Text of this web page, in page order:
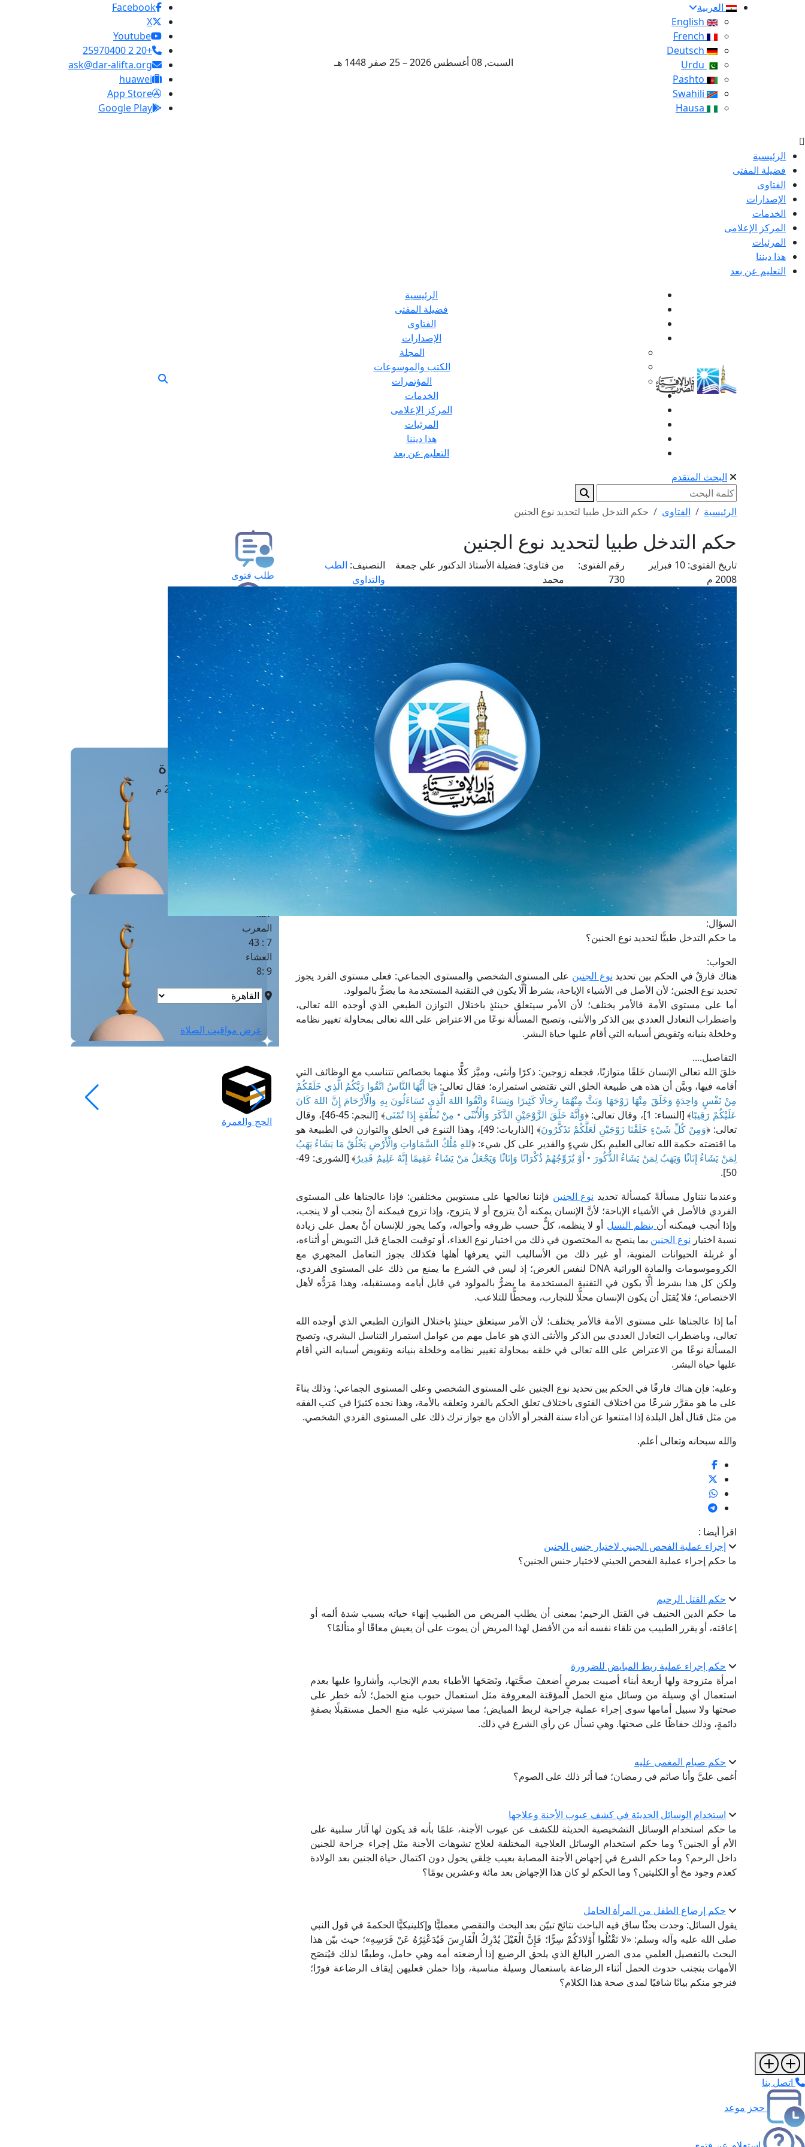
العربية
السبت, 08 أغسطس 2026 – 25 صفر 1448 هـ
Facebook
X
Youtube
+20 2 25970400
ask@dar-alifta.org
huawei
App Store
Google Play
الرئيسية
فضيلة المفتى
الفتاوى
الإصدارات
الخدمات
المركز الإعلامى
المرئيات
هذا ديننا
التعليم عن بعد
الرئيسية
فضيلة المفتى
الفتاوى
الإصدارات
المجلة
الكتب والموسوعات
المؤتمرات
الخدمات
المركز الإعلامى
المرئيات
هذا ديننا
التعليم عن بعد
البحث المتقدم
الرئيسية الفتاوى حكم التدخل طبيا لتحديد نوع الجنين
حكم التدخل طبيا لتحديد نوع الجنين
تاريخ الفتوى:
10 فبراير
2008 م
رقم الفتوى:
730
من فتاوى: فضيلة الأستاذ الدكتور علي جمعة
محمد
التصنيف: الطب
والتداوي
السؤال:
ما حكم التدخل طبيًّا لتحديد نوع الجنين؟
الجواب:
هناك فارقٌ في الحكم بين تحديد نوع الجنين على المستوى الشخصي والمستوى الجماعي: فعلى مستوى الفرد يجوز
تحديد نوع الجنين؛ لأن الأصل في الأشياء الإباحة، بشرط ألَّا يكون في التقنية المستخدمة ما يضرُّ بالمولود.
أما على مستوى الأمة فالأمر يختلف؛ لأن الأمر سيتعلق حينئذٍ باختلال التوازن الطبعي الذي أوجده الله تعالى،
واضطراب التعادل العددي بين الذكر والأنثى، وتصبح المسألة نوعًا من الاعتراض على الله تعالى بمحاولة تغيير نظامه
وخلخلة بنيانه وتقويض أسبابه التي أقام عليها حياة البشر.
التفاصيل....
خلقَ الله تعالى الإنسان خَلقًا متوازنًا، فجعله زوجين: ذكرًا وأنثى، وميَّز كلًّا منهما بخصائص تتناسب مع الوظائف التي
أقامه فيها، وبيَّن أن هذه هي طبيعة الخلق التي تقتضي استمراره؛ فقال تعالى: ﴿يَا أَيُّهَا النَّاسُ اتَّقُوا رَبَّكُمُ الَّذِي خَلَقَكُمْ
مِنْ نَفْسٍ وَاحِدَةٍ وَخَلَقَ مِنْهَا زَوْجَهَا وَبَثَّ مِنْهُمَا رِجَالًا كَثِيرًا وَنِسَاءً وَاتَّقُوا اللهَ الَّذِي تَسَاءَلُونَ بِهِ وَالْأَرْحَامَ إِنَّ اللهَ كَانَ
عَلَيْكُمْ رَقِيبًا﴾ [النساء: 1]، وقال تعالى: ﴿ وَأَنَّهُ خَلَقَ الزَّوْجَيْنِ الذَّكَرَ وَالْأُنْثَى • مِنْ نُطْفَةٍ إِذَا تُمْنَى
﴾ [النجم: 45-46]، وقال
تعالى: ﴿وَمِنْ كُلِّ شَيْءٍ خَلَقْنَا زَوْجَيْنِ لَعَلَّكُمْ تَذَكَّرُونَ
﴾ [الذاريات: 49]، وهذا التنوع في الخلق والتوازن في الطبيعة هو
ما اقتضته حكمة الله تعالى العليم بكل شيءٍ والقدير على كل شيء: ﴿للهِ مُلْكُ السَّمَاوَاتِ وَالْأَرْضِ يَخْلُقُ مَا يَشَاءُ يَهَبُ
لِمَنْ يَشَاءُ إِنَاثًا وَيَهَبُ لِمَنْ يَشَاءُ الذُّكُورَ • أَوْ يُزَوِّجُهُمْ ذُكْرَانًا وَإِنَاثًا وَيَجْعَلُ مَنْ يَشَاءُ عَقِيمًا إِنَّهُ عَلِيمٌ قَدِيرٌ
﴾ [الشورى: 49-
50].
وعندما نتناول مسألةً كمسألة تحديد نوع الجنين فإننا نعالجها على مستويين مختلفين: فإذا عالجناها على المستوى
الفردي فالأصل في الأشياء الإباحة؛ لأنَّ الإنسان يمكنه أنْ يتزوج أو لا يتزوج، وإذا تزوج فيمكنه أنْ ينجب أو لا ينجب،
وإذا أنجب فيمكنه أن ينظم النسل أو لا ينظمه، كلٌّ حسب ظروفه وأحواله، وكما يجوز للإنسان أنْ يعمل على زيادة
نسبة اختيار نوع الجنين بما ينصح به المختصون في ذلك من اختيار نوع الغذاء، أو توقيت الجماع قبل التبويض أو أثناءه،
أو غربلة الحيوانات المنوية، أو غير ذلك من الأساليب التي يعرفها أهلها فكذلك يجوز التعامل المجهري مع
الكروموسومات والمادة الوراثية DNA لنفس الغرض؛ إذ ليس في الشرع ما يمنع من ذلك على المستوى الفردي،
ولكن كل هذا بشرط ألَّا يكون في التقنية المستخدمة ما يضرُّ بالمولود في قابل أيامه ومستقبله، وهذا مَرَدُّه لأهل
الاختصاص؛ فلا يُقبَل أن يكون الإنسان محلًّا للتجارب، ومحطًّا للتلاعب.
أما إذا عالجناها على مستوى الأمة فالأمر يختلف؛ لأن الأمر سيتعلق حينئذٍ باختلال التوازن الطبعي الذي أوجده الله
تعالى، وباضطراب التعادل العددي بين الذكر والأنثى الذي هو عامل مهم من عوامل استمرار التناسل البشري، وتصبح
المسألة نوعًا من الاعتراض على الله تعالى في خلقه بمحاولة تغيير نظامه وخلخلة بنيانه وتقويض أسبابه التي أقام
عليها حياة البشر.
وعليه: فإن هناك فارقًا في الحكم بين تحديد نوع الجنين على المستوى الشخصي وعلى المستوى الجماعي؛ وذلك بناءً
على ما هو مقرَّر شرعًا من اختلاف الفتوى باختلاف تعلق الحكم بالفرد وتعلقه بالأمة، وهذا نجده كثيرًا في كتب الفقه
من مثل قتال أهل البلدة إذا امتنعوا عن أداء سنة الفجر أو الأذان مع جواز ترك ذلك على المستوى الفردي الشخصي.
والله سبحانه وتعالى أعلم.
اقرأ أيضا :
إجراء عملية الفحص الجيني لاختيار جنس الجنين
ما حكم إجراء عملية الفحص الجيني لاختيار جنس الجنين؟
حكم القتل الرحيم
ما حكم الدين الحنيف في القتل الرحيم؛ بمعنى أن يطلب المريض من الطبيب إنهاء حياته بسبب شدة ألمه أو
إعاقته، أو يقرر الطبيب من تلقاء نفسه أنه من الأفضل لهذا المريض أن يموت على أن يعيش معاقًا أو متألمًا؟
حكم إجراء عملية ربط المبايض للضرورة
امرأة متزوجة ولها أربعة أبناء أصيبت بمرضٍ أضعفَ صحَّتها، ونَصَحَها الأطباء بعدم الإنجاب، وأشاروا عليها بعدم
استعمال أي وسيلة من وسائل منع الحمل المؤقتة المعروفة مثل استعمال حبوب منع الحمل؛ لأنه خطر على
صحتها ولا سبيل أمامها سوى إجراء عملية جراحية لربط المبايض؛ مما سيترتب عليه منع الحمل مستقبلًا بصفةٍ
دائمةٍ، وذلك حفاظًا على صحتها. وهي تسأل عن رأي الشرع في ذلك.
حكم صيام المغمى عليه
أغمي عليَّ وأنا صائم في رمضان؛ فما أثر ذلك على الصوم؟
استخدام الوسائل الحديثة في كشف عيوب الأجنة وعلاجها
ما حكم استخدام الوسائل التشخيصية الحديثة للكشف عن عيوب الأجنة، علمًا بأنه قد يكون لها آثار سلبية على
الأم أو الجنين؟ وما حكم استخدام الوسائل العلاجية المختلفة لعلاج تشوهات الأجنة مثل إجراء جراحة للجنين
داخل الرحم؟ وما حكم الشرع في إجهاض الأجنة المصابة بعيب خِلقي يحول دون اكتمال حياة الجنين بعد الولادة
كعدم وجود مخ أو الكليتين؟ وما الحكم لو كان هذا الإجهاض بعد مائة وعشرين يومًا؟
حكم إرضاع الطفل من المرأة الحامل
يقول السائل: وجدت بحثًا ساق فيه الباحث نتائجَ تبيّن بعد البحث والتقصي معمليًّا وإكلينيكيًّا الحكمةَ في قول النبي
صلى الله عليه وآله وسلم: «لا تَقْتُلُوا أَوْلادَكُمْ سِرًّا؛ فَإِنَّ الْغَيْلَ يُدْرِكُ الْفَارِسَ فَيُدَعْثِرُهُ عَنْ فَرَسِهِ»؛ حيث بيّن هذا
البحث بالتفصيل العلمي مدى الضرر البالغ الذي يلحق الرضيع إذا أرضعته أمه وهي حامل، وطبقًا لذلك فيُنصَح
الأمهات بتجنب حدوث الحمل أثناء الرضاعة باستعمال وسيلة مناسبة، وإذا حملن فعليهن إيقاف الرضاعة فورًا؛
فنرجو منكم بيانًا شافيًا لمدى صحة هذا الكلام؟
طلب فتوى
استعلام عن فتوى
حجز موعد
الفتوى الهاتفية
مَواقِيتُ الصَّـــلاة
القاهرة · 08 أغسطس 2026 م
4 :42
الشروق
6 :18
4:37
المغرب
7 : 43
العشاء
9 :8
عرض مواقيت الصلاة
الحج والعمرة
اتصل بنا
حجز موعد